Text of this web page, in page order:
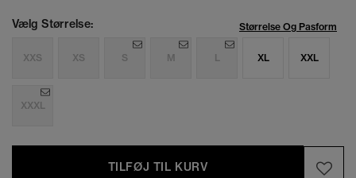
Vælg Størrelse: Størrelse Og Pasform
XXS XS S M L XL XXL
XXXL
TILFØJ TIL KURV